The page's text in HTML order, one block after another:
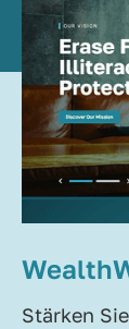
Stärken